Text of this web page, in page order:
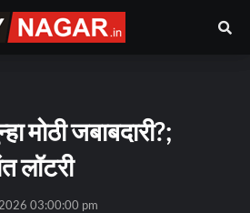
मोठी जबाबदारी?;
लॉटरी
03:00:00 pm